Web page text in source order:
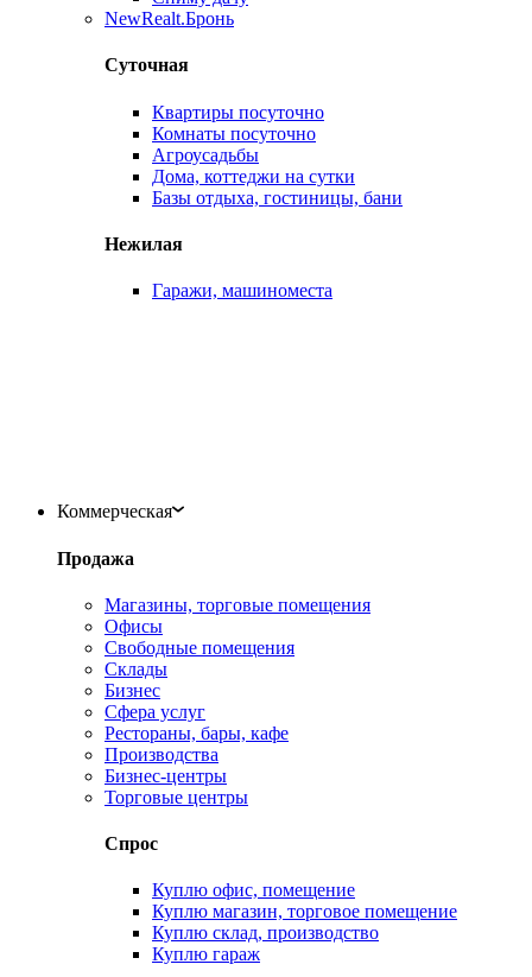
NewRealt.Бронь
Суточная
Квартиры посуточно
Комнаты посуточно
Агроусадьбы
Дома, коттеджи на сутки
Базы отдыха, гостиницы, бани
Нежилая
Гаражи, машиноместа
Коммерческая
Продажа
Магазины, торговые помещения
Офисы
Свободные помещения
Склады
Бизнес
Сфера услуг
Рестораны, бары, кафе
Производства
Бизнес-центры
Торговые центры
Спрос
Куплю офис, помещение
Куплю магазин, торговое помещение
Куплю склад, производство
Куплю гараж